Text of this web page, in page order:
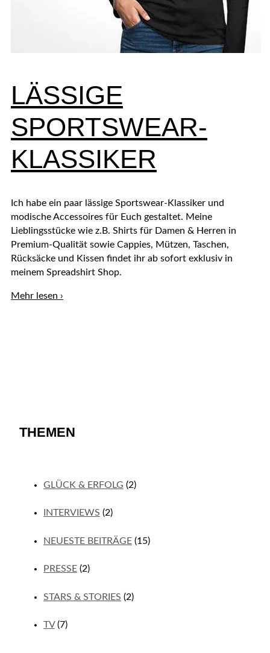
LÄSSIGE
SPORTSWEAR-
KLASSIKER
Ich habe ein paar lässige Sportswear-Klassiker und
modische Accessoires für Euch gestaltet. Meine
Lieblingsstücke wie z.B. Shirts für Damen & Herren in
Premium-Qualität sowie Cappies, Mützen, Taschen,
Rücksäcke und Kissen findet ihr ab sofort exklusiv in
meinem Spreadshirt Shop.
Lässige
Mehr lesen ›
THEMEN
GLÜCK & ERFOLG (2)
INTERVIEWS (2)
NEUESTE BEITRÄGE(15)
PRESSE(2)
STARS & STORIES (2)
TV(7)